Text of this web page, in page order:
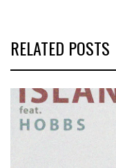
RELATED POSTS